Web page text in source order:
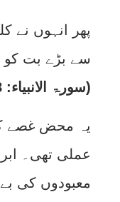
پھر انہوں نے
سے بڑے بت کو
(سورۃ الانبیاء: 58)
یہ محض غصے
عملی تھی۔
معبودوں کی